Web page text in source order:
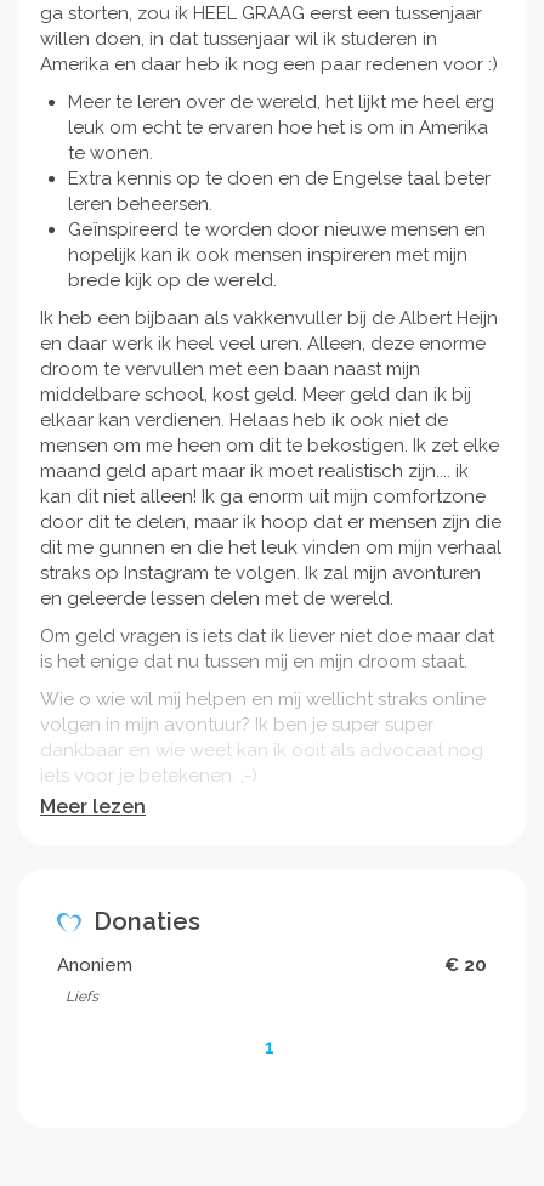
ga storten, zou ik HEEL GRAAG eerst een tussenjaar
willen doen, in dat tussenjaar wil ik studeren in
Amerika en daar heb ik nog een paar redenen voor :)
Meer te leren over de wereld, het lijkt me heel erg
leuk om echt te ervaren hoe het is om in Amerika
te wonen.
Extra kennis op te doen en de Engelse taal beter
leren beheersen.
Geïnspireerd te worden door nieuwe mensen en
hopelijk kan ik ook mensen inspireren met mijn
brede kijk op de wereld.
Ik heb een bijbaan als vakkenvuller bij de Albert Heijn
en daar werk ik heel veel uren. Alleen, deze enorme
droom te vervullen met een baan naast mijn
middelbare school, kost geld. Meer geld dan ik bij
elkaar kan verdienen. Helaas heb ik ook niet de
mensen om me heen om dit te bekostigen. Ik zet elke
maand geld apart maar ik moet realistisch zijn.... ik
kan dit niet alleen! Ik ga enorm uit mijn comfortzone
door dit te delen, maar ik hoop dat er mensen zijn die
dit me gunnen en die het leuk vinden om mijn verhaal
straks op Instagram te volgen. Ik zal mijn avonturen
en geleerde lessen delen met de wereld.
Om geld vragen is iets dat ik liever niet doe maar dat
is het enige dat nu tussen mij en mijn droom staat.
Wie o wie wil mij helpen en mij wellicht straks online
volgen in mijn avontuur? Ik ben je super super
dankbaar en wie weet kan ik ooit als advocaat nog
iets voor je betekenen. ;-)
Meer lezen
Donaties
Anoniem € 20
Liefs
1